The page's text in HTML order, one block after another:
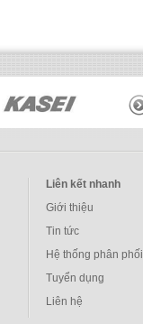
Liên kết nhanh
Giới thiệu
Tin tức
Hệ thống phân phối
Tuyển dụng
Liên hệ